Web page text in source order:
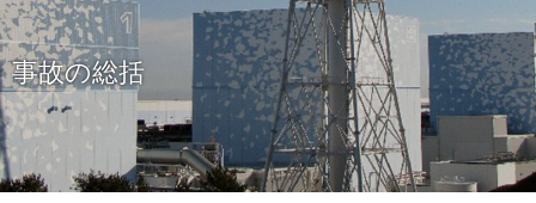
事故の総括